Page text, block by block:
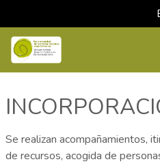
Se realizan acompañamientos,
de recursos, acogida de